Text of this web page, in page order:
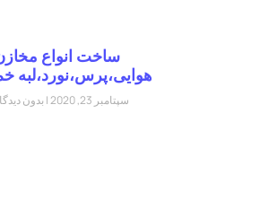
ساخت انواع مخازن
هوایی،پرس،نورد،لبه خم
سپتامبر 23, 2020 بدون دیدگاه